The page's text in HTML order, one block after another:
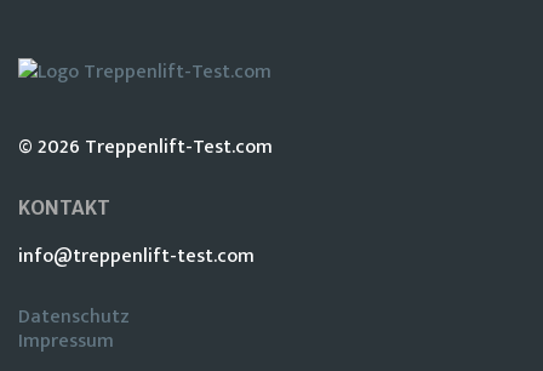
© 2026 Treppenlift-Test.com
KONTAKT
info@treppenlift-test.com
Datenschutz
Impressum